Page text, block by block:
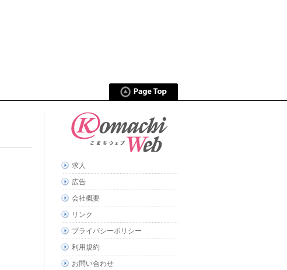
求人
広告
会社概要
リンク
プライバシーポリシー
利用規約
お問い合わせ